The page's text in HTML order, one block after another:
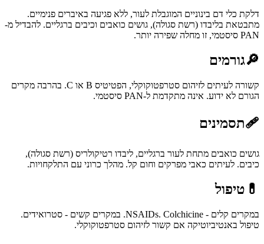
דלקת כלי דם בינוניים המוגבלת לעור, ללא פגיעה באיברים פנימיים.
מתבטאת בליבדו (רשת סגולה), גושים כואבים וכיבים ברגליים. להבדיל מ-
PAN סיסטמי, זו מחלה שפירה יותר.
🔎גורמים
קשורה לעיתים לזיהום סטרפטוקוקלי, הפטיטיס B או C. בהרבה מקרים
הגורם לא ידוע. אינה מתקדמת ל-PAN סיסטמי.
🩹תסמינים
גושים כואבים מתחת לעור ברגליים, ליבדו רטיקולריס (רשת סגולה),
כיבים. לעיתים כאבי מפרקים וחום קל. מהלך כרוני עם התלקחויות.
💊 טיפול
במקרים קלים - NSAIDs. Colchicine. במקרים קשים - סטרואידים.
טיפול באנטיביוטיקה אם קשור לזיהום סטרפטוקוקלי.